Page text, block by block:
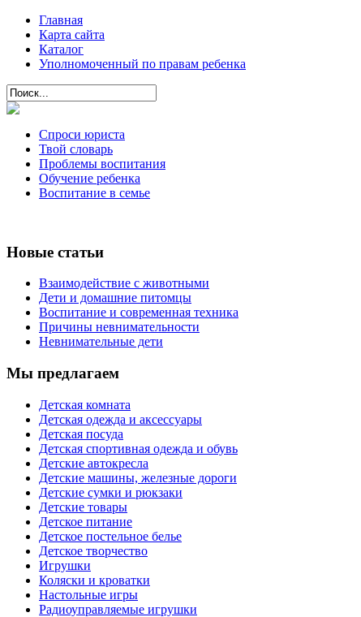
Главная
Карта сайта
Каталог
Уполномоченный по правам ребенка
Спроси юриста
Твой словарь
Проблемы воспитания
Обучение ребенка
Воспитание в семье
Новые статьи
Взаимодействие с животными
Дети и домашние питомцы
Воспитание и современная техника
Причины невнимательности
Невнимательные дети
Мы предлагаем
Детская комната
Детская одежда и аксессуары
Детская посуда
Детская спортивная одежда и обувь
Детские автокресла
Детские машины, железные дороги
Детские сумки и рюкзаки
Детские товары
Детское питание
Детское постельное белье
Детское творчество
Игрушки
Коляски и кроватки
Настольные игры
Радиоуправляемые игрушки